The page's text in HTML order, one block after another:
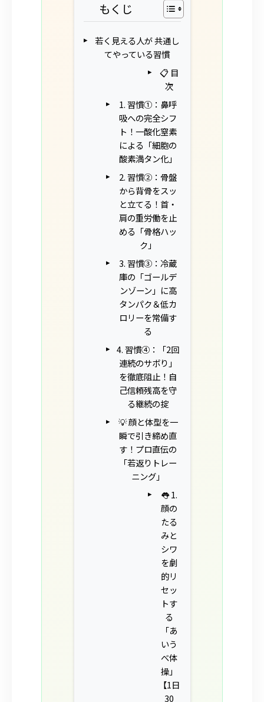
もくじ
若く見える人が 共通し
てやっている習慣
📋 目
次
1. 習慣①：鼻呼
吸への完全シフ
ト！一酸化窒素
による「細胞の
酸素満タン化」
2. 習慣②：骨盤
から背骨をスッ
と立てる！首・
肩の重労働を止
める「骨格ハッ
ク」
3. 習慣③：冷蔵
庫の「ゴールデ
ンゾーン」に高
タンパク＆低カ
ロリーを常備す
る
4. 習慣④：「2回
連続のサボり」
を徹底阻止！自
己信頼残高を守
る継続の掟
💡 顔と体型を一
瞬で引き締め直
す！プロ直伝の
「若返りトレー
ニング」
👅 1.
顔の
たる
みと
シワ
を劇
的リ
セッ
トす
る
「あ
いう
べ体
操」
【1日
30